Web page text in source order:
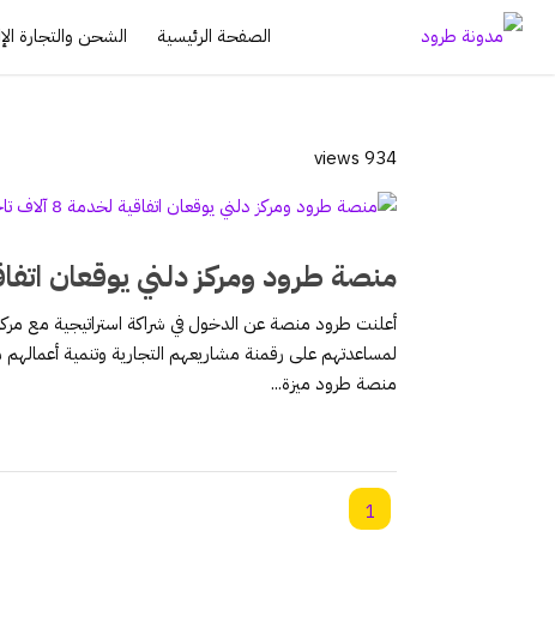
الصفحة الرئيسية الشحن والتجارة
934 views
منصة طرود ومركز دلني يوقعان اتفاقية
لمساعدتهم على رقمنة مشاريعهم التجارية وتنمية
منصة طرود ميزة...
1